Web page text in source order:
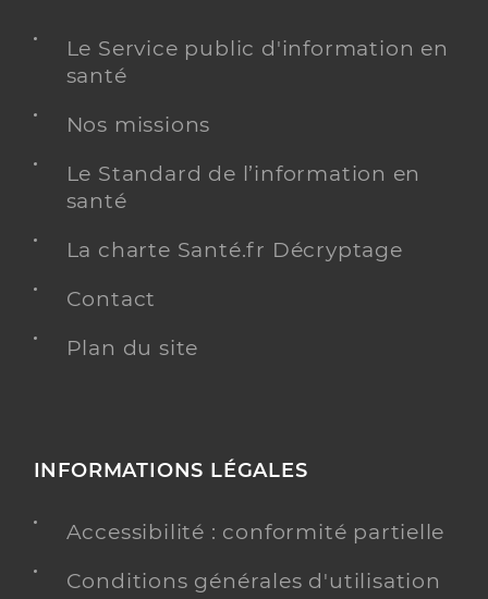
Le Service public d'information en
santé
Nos missions
Le Standard de l’information en
santé
La charte Santé.fr Décryptage
Contact
Plan du site
INFORMATIONS LÉGALES
Accessibilité : conformité partielle
Conditions générales d'utilisation